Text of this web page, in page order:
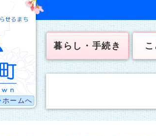
ホームへ
暮らし・手続き